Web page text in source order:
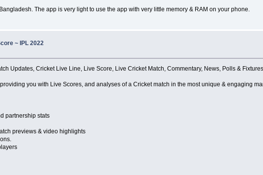
The app is very light to use the app with very little memory & RAM on your phone.
~ IPL 2022
Updates, Cricket Live Line, Live Score, Live Cricket Match, Commentary, News, Polls &
you with Live Scores, and analyses of a Cricket match in the most unique & engaging
partnership stats
previews & video highlights